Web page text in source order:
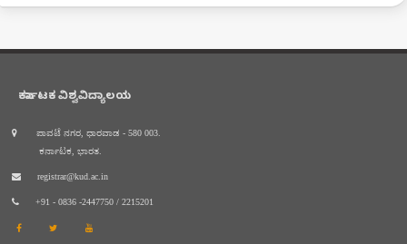
ಕರ್ನಾಟಕ ವಿಶ್ವವಿದ್ಯಾಲಯ
ಪಾವಟೆ ನಗರ, ಧಾರವಾಡ - 580 003.
ಕರ್ನಾಟಕ, ಭಾರತ.
registrar@kud.ac.in
+91 - 0836 -2447750 / 2215201